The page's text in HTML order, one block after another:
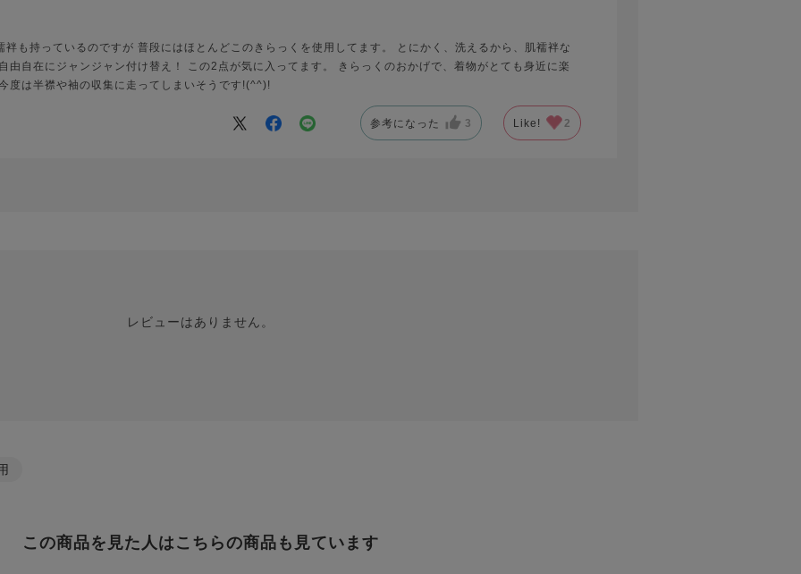
も持っているのですが 普段にはほとんどこのきらっくを使用してます。 とにかく、洗えるから、肌襦袢な
由自在にジャンジャン付け替え！ この2点が気に入ってます。 きらっくのおかげで、着物がとても身近に楽
度は半襟や袖の収集に走ってしまいそうです!(^^)!
参考になった 3 Like! 2
レビューはありません。
この商品を見た人はこちらの商品も見ています